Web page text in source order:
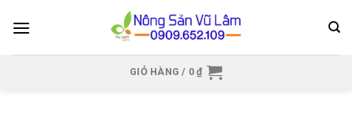
GIỎ HÀNG / 0₫